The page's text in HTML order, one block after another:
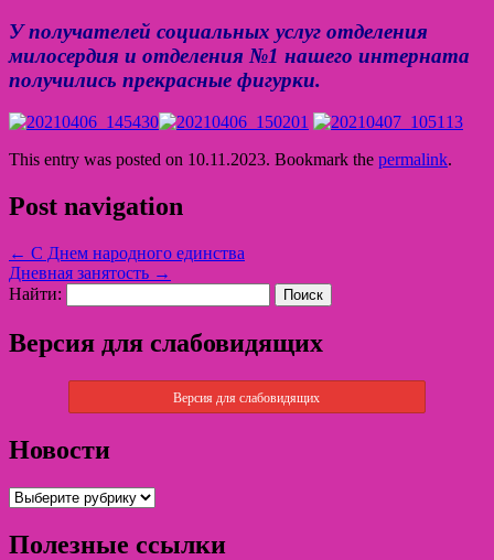
У получателей социальных услуг отделения
милосердия и отделения №1 нашего интерната
получились прекрасные фигурки.
This entry was posted on 10.11.2023. Bookmark the permalink.
Post navigation
← С Днем народного единства
Дневная занятость →
Найти:
Версия для слабовидящих
Версия для слабовидящих
Новости
Полезные ссылки